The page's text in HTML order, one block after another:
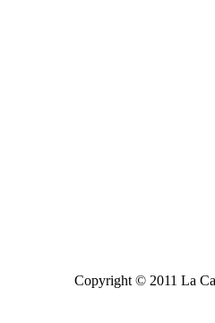
Copyright © 2011 La